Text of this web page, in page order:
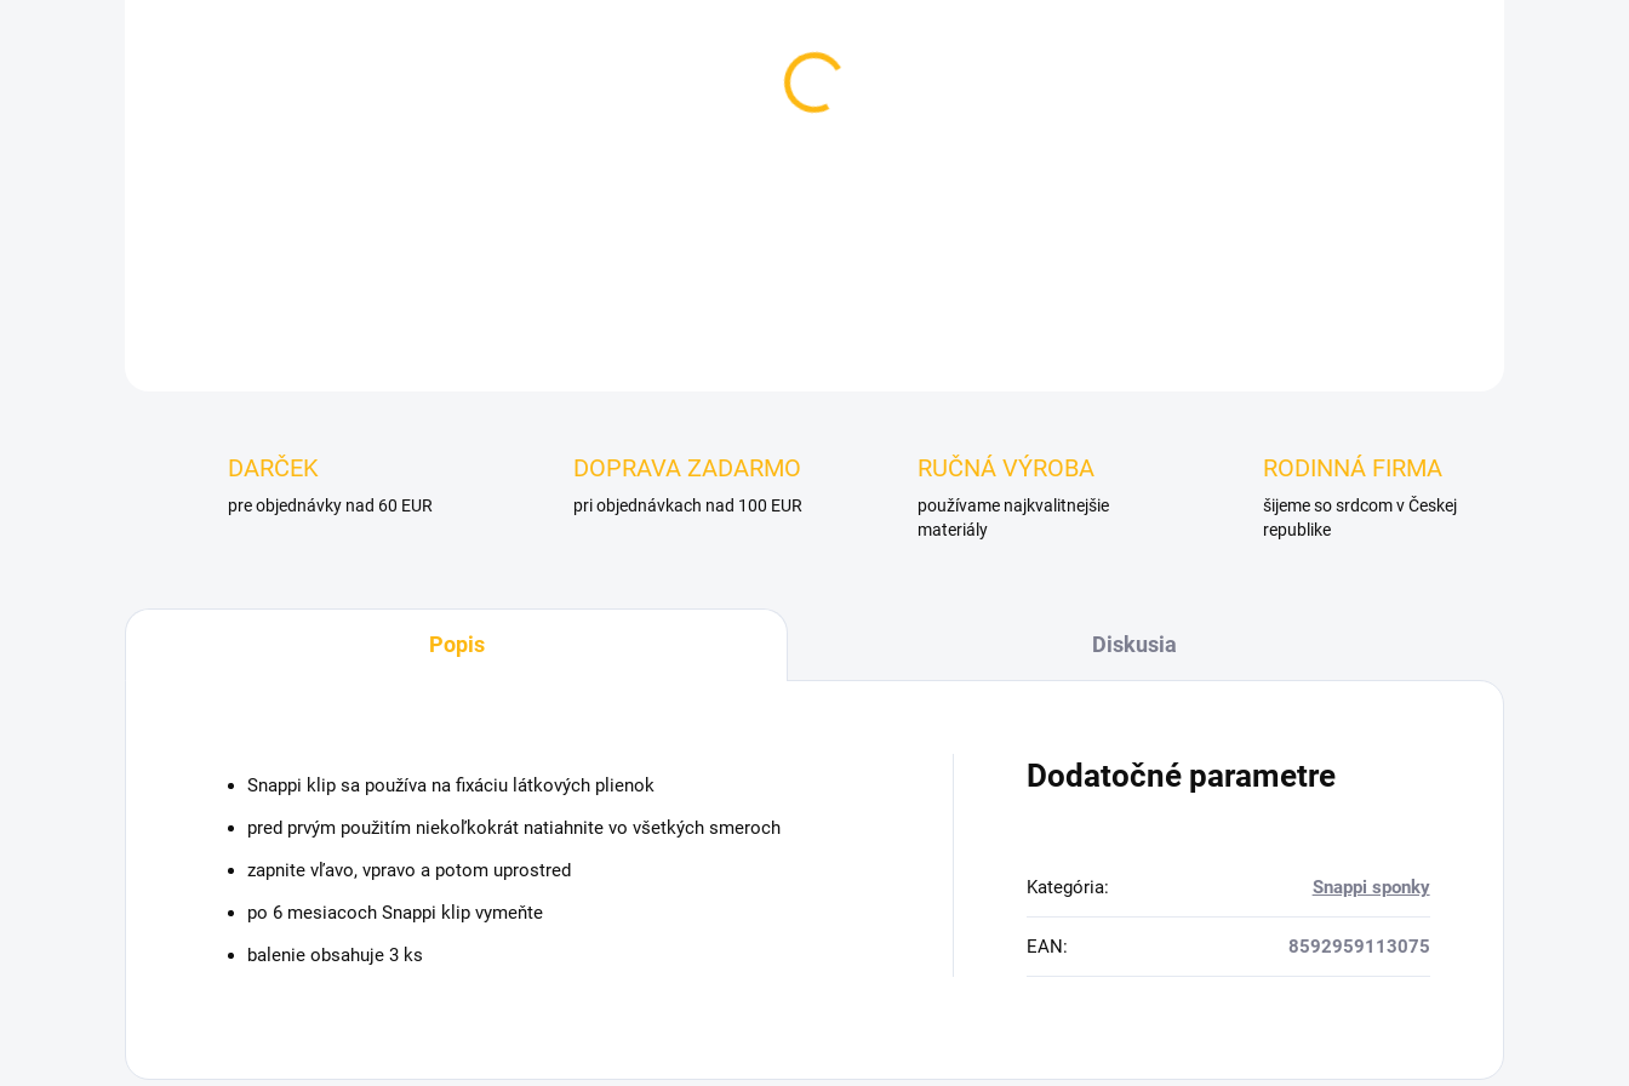
DARČEK
pre objednávky nad 60 EUR
DOPRAVA ZADARMO
pri objednávkach nad 100 EUR
RUČNÁ VÝROBA
používame najkvalitnejšie
materiály
RODINNÁ FIRMA
šijeme so srdcom v Českej
republike
Popis Diskusia
Snappi klip sa používa na fixáciu látkových plienok
pred prvým použitím niekoľkokrát natiahnite vo všetkých smeroch
zapnite vľavo, vpravo a potom uprostred
po 6 mesiacoch Snappi klip vymeňte
balenie obsahuje 3 ks
Dodatočné parametre
Kategória: Snappi sponky
EAN: 8592959113075